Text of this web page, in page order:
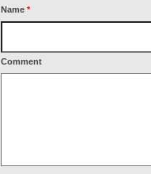
Name *
Comment